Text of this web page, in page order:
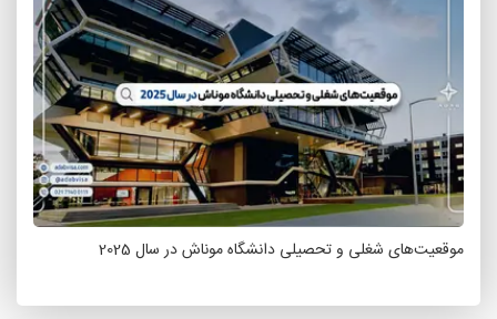
موقعیت‌های شغلی و تحصیلی دانشگاه موناش در سال 2025